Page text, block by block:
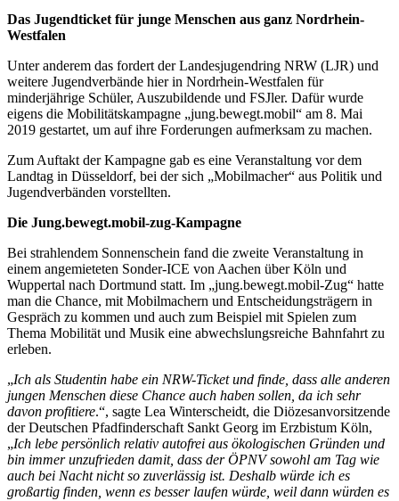
Das Jugendticket für junge Menschen aus ganz Nordrhein-
Westfalen
Unter anderem das fordert der Landesjugendring NRW (LJR) und
weitere Jugendverbände hier in Nordrhein-Westfalen für
minderjährige Schüler, Auszubildende und FSJler. Dafür wurde
eigens die Mobilitätskampagne „jung.bewegt.mobil“ am 8. Mai
2019 gestartet, um auf ihre Forderungen aufmerksam zu machen.
Zum Auftakt der Kampagne gab es eine Veranstaltung vor dem
Landtag in Düsseldorf, bei der sich „Mobilmacher“ aus Politik und
Jugendverbänden vorstellten.
Die Jung.bewegt.mobil-zug-Kampagne
Bei strahlendem Sonnenschein fand die zweite Veranstaltung in
einem angemieteten Sonder-ICE von Aachen über Köln und
Wuppertal nach Dortmund statt. Im „jung.bewegt.mobil-Zug“ hatte
man die Chance, mit Mobilmachern und Entscheidungsträgern in
Gespräch zu kommen und auch zum Beispiel mit Spielen zum
Thema Mobilität und Musik eine abwechslungsreiche Bahnfahrt zu
erleben.
„Ich als Studentin habe ein NRW-Ticket und finde, dass alle anderen
jungen Menschen diese Chance auch haben sollen, da ich sehr
davon profitiere.“, sagte Lea Winterscheidt, die Diözesanvorsitzende
der Deutschen Pfadfinderschaft Sankt Georg im Erzbistum Köln,
„Ich lebe persönlich relativ autofrei aus ökologischen Gründen und
bin immer unzufrieden damit, dass der ÖPNV sowohl am Tag wie
auch bei Nacht nicht so zuverlässig ist. Deshalb würde ich es
großartig finden, wenn es besser laufen würde, weil dann würden es